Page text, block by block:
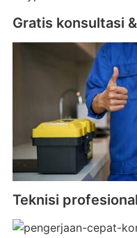
Gratis konsultasi
Teknisi